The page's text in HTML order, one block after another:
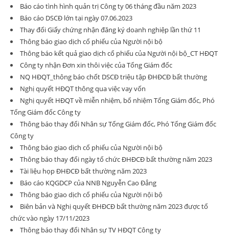
Báo cáo tình hình quản trị Công ty 06 tháng đầu năm 2023
Báo cáo DSCĐ lớn tại ngày 07.06.2023
Thay đổi Giấy chứng nhận đăng ký doanh nghiệp lần thứ 11
Thông báo giao dịch cổ phiếu của Người nội bộ
Thông báo kết quả giao dịch cổ phiếu của Người nội bộ_CT HĐQT
Công ty nhận Đơn xin thôi việc của Tổng Giám đốc
NQ HĐQT_thông báo chốt DSCĐ triệu tập ĐHĐCĐ bất thường
Nghị quyết HĐQT thông qua việc vay vốn
Nghị quyết HĐQT về miễn nhiệm, bổ nhiệm Tổng Giám đốc, Phó
Tổng Giám đốc Công ty
Thông báo thay đổi Nhân sự Tổng Giám đốc, Phó Tổng Giám đốc
Công ty
Thông báo giao dịch cổ phiếu của Người nội bộ
Thông báo thay đổi ngày tổ chức ĐHĐCĐ bất thường năm 2023
Tài liệu họp ĐHĐCĐ bất thường năm 2023
Báo cáo KQGDCP của NNB Nguyễn Cao Đẳng
Thông báo giao dịch cổ phiếu của Người nội bộ
Biên bản và Nghị quyết ĐHĐCĐ bất thường năm 2023 được tổ
chức vào ngày 17/11/2023
Thông báo thay đổi Nhân sự TV HĐQT Công ty